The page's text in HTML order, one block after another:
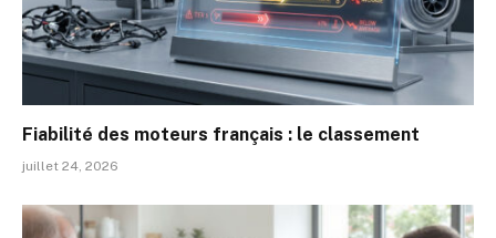
Fiabilité des moteurs français : le classement
juillet 24, 2026